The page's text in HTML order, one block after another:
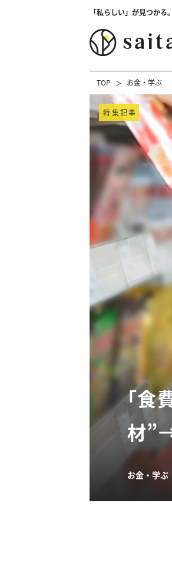
「私らしい」が見つか
TOP お金・学ぶ
特集記事
「食
材”→
お金・学ぶ